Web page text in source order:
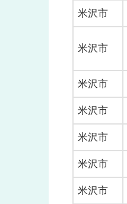
米沢市
米沢市
米沢市
米沢市
米沢市
米沢市
米沢市